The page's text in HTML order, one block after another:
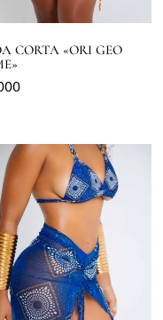
CORTA «ORI GEO